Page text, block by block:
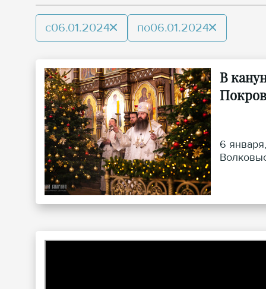
с06.01.2024 по06.01.2024
В
6